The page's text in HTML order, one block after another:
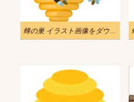
蜂の巣 イラスト画像をダウンロード